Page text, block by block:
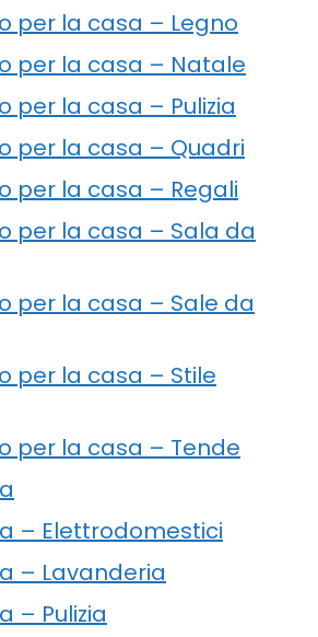
per la casa – Legno
per la casa – Natale
per la casa – Pulizia
per la casa – Quadri
per la casa – Regali
per la casa – Sala da
per la casa – Sale da
per la casa – Stile
per la casa – Tende
– Elettrodomestici
– Lavanderia
– Pulizia